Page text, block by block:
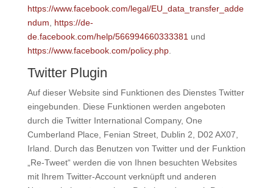
https://www.facebook.com/legal/EU_data_transfer_adde
ndum
https://de-
de.facebook.com/help/566994660333381 und
https://www.facebook.com/policy.php.
Twitter Plugin
Auf dieser Website sind Funktionen des Dienstes Twitter
eingebunden. Diese Funktionen werden angeboten
durch die Twitter International Company, One
Cumberland Place, Fenian Street, Dublin 2, D02 AX07,
Irland. Durch das Benutzen von Twitter und der Funktion
„Re-Tweet“ werden die von Ihnen besuchten Websites
mit Ihrem Twitter-Account verknüpft und anderen